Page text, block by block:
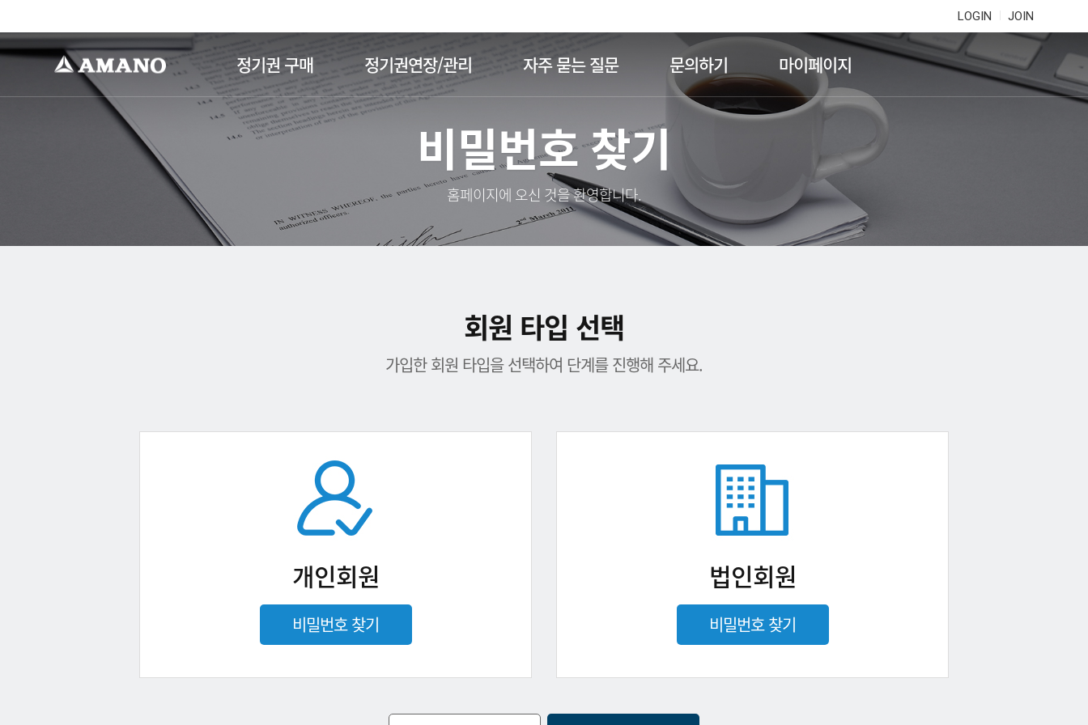
LOGIN JOIN
정기권 구매 정기권연장/관리 자주 묻는 질문 문의하기 마이페이지
비밀번호 찾기
홈페이지에 오신 것을 환영합니다.
회원 타입 선택
가입한 회원 타입을 선택하여 단계를 진행해 주세요.
개인회원
비밀번호 찾기
법인회원
비밀번호 찾기